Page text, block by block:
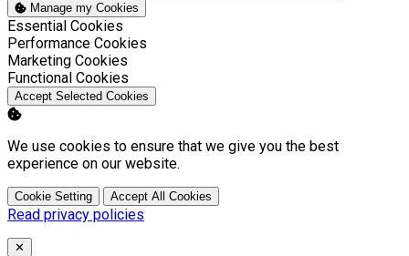
Manage my Cookies
Enable
Essential Cookies
Enable
Performance Cookies
Enable
Marketing Cookies
Enable
Functional Cookies
Accept Selected Cookies
We use cookies to ensure that we give you the best
experience on our website.
Cookie Setting Accept All Cookies
Read privacy policies
Close
✕